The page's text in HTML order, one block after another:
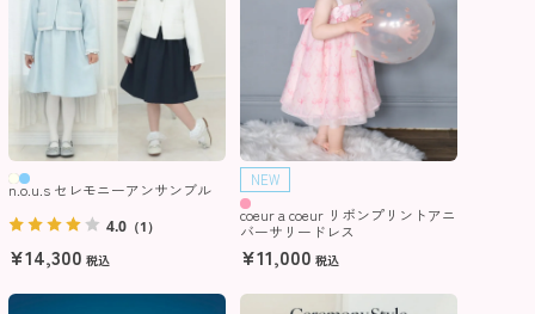
n.o.u.s セレモニーアンサンブル
4.0 （1）
¥14,300 税込
NEW
coeur a coeur リボンプリントアニ
バーサリードレス
¥11,000 税込